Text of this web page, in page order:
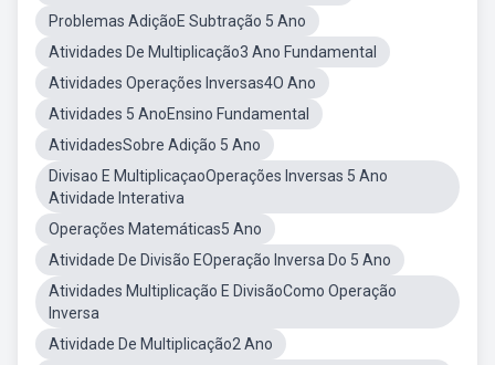
Problemas AdiçãoE Subtração 5 Ano
Atividades De Multiplicação3 Ano Fundamental
Atividades Operações Inversas4O Ano
Atividades 5 AnoEnsino Fundamental
AtividadesSobre Adição 5 Ano
Divisao E MultiplicaçaoOperações Inversas 5 Ano
Atividade Interativa
Operações Matemáticas5 Ano
Atividade De Divisão EOperação Inversa Do 5 Ano
Atividades Multiplicação E DivisãoComo Operação
Inversa
Atividade De Multiplicação2 Ano